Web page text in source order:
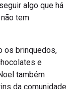
algo que há
tem
os brinquedos,
e
também
da comunidade